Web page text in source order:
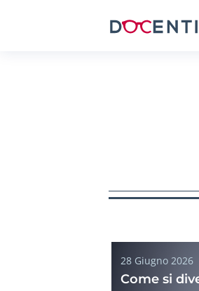
28 Giugno 2026
Come si